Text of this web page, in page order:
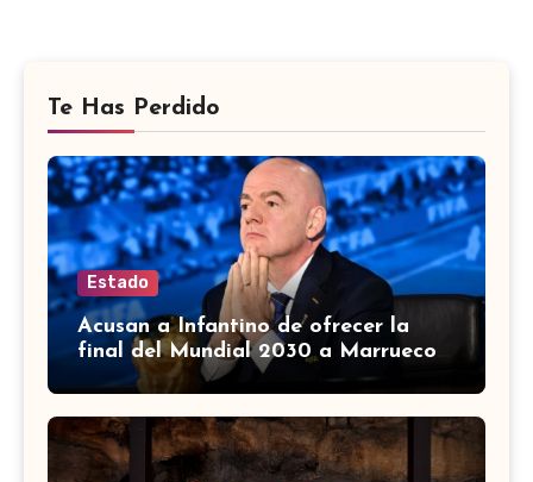
Te Has Perdido
Estado
Acusan a Infantino de ofrecer la
final del Mundial 2030 a Marruecos
a cambio de apoyo